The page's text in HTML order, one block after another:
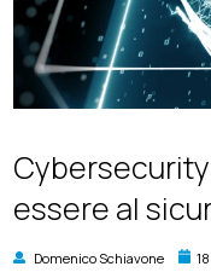
essere al
Domenico Schiavone